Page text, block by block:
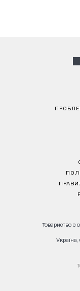
Товариство з
Україна,